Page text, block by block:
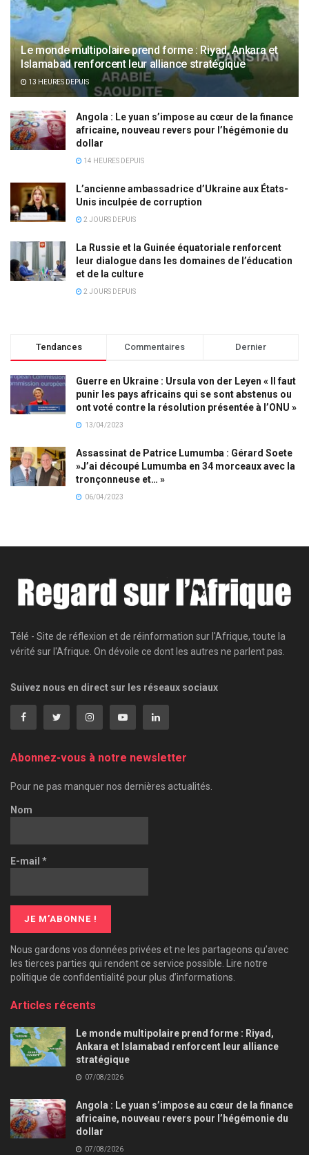
Le monde multipolaire prend forme : Riyad, Ankara et
Islamabad renforcent leur alliance stratégique
13 HEURES DEPUIS
Angola : Le yuan s’impose au cœur de la finance
africaine, nouveau revers pour l’hégémonie du
dollar
14 HEURES DEPUIS
L’ancienne ambassadrice d’Ukraine aux États-
Unis inculpée de corruption
2 JOURS DEPUIS
La Russie et la Guinée équatoriale renforcent
leur dialogue dans les domaines de l’éducation
et de la culture
2 JOURS DEPUIS
Tendances Commentaires Dernier
Guerre en Ukraine : Ursula von der Leyen « Il faut
punir les pays africains qui se sont abstenus ou
ont voté contre la résolution présentée à l’ONU »
13/04/2023
Assassinat de Patrice Lumumba : Gérard Soete
»J’ai découpé Lumumba en 34 morceaux avec la
tronçonneuse et… »
06/04/2023
Télé - Site de réflexion et de réinformation sur l'Afrique, toute la
vérité sur l'Afrique. On dévoile ce dont les autres ne parlent pas.
Suivez nous en direct sur les réseaux sociaux
Abonnez-vous à notre newsletter
Pour ne pas manquer nos dernières actualités.
Nom
E-mail *
Nous gardons vos données privées et ne les partageons qu’avec
les tierces parties qui rendent ce service possible. Lire notre
politique de confidentialité pour plus d’informations.
Articles récents
Le monde multipolaire prend forme : Riyad,
Ankara et Islamabad renforcent leur alliance
stratégique
07/08/2026
Angola : Le yuan s’impose au cœur de la finance
africaine, nouveau revers pour l’hégémonie du
dollar
07/08/2026